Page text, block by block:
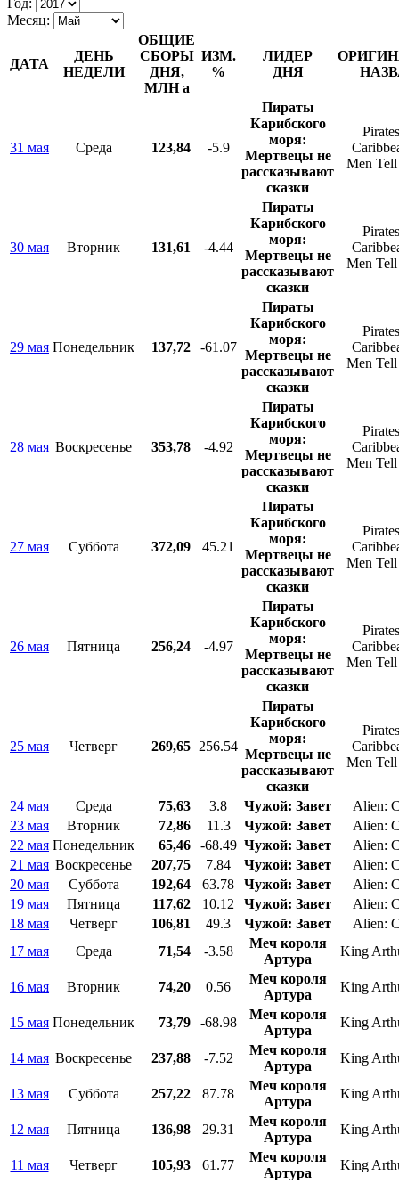
Год:
Месяц:
ДАТА
ДЕНЬ
НЕДЕЛИ
ОБЩИЕ
СБОРЫ
ДНЯ,
МЛНa
ИЗМ.
%
ЛИДЕР
ДНЯ
31 мая Среда 123,84 -5.9
Пираты
Карибского
моря:
Мертвецы не
рассказывают
сказки
Men
30 мая Вторник 131,61 -4.44
Пираты
Карибского
моря:
Мертвецы не
рассказывают
сказки
Men
29 мая Понедельник 137,72 -61.07
Пираты
Карибского
моря:
Мертвецы не
рассказывают
сказки
Men
28 мая Воскресенье 353,78 -4.92
Пираты
Карибского
моря:
Мертвецы не
рассказывают
сказки
Men
27 мая Суббота 372,09 45.21
Пираты
Карибского
моря:
Мертвецы не
рассказывают
сказки
Men
26 мая Пятница 256,24 -4.97
Пираты
Карибского
моря:
Мертвецы не
рассказывают
сказки
Men
25 мая Четверг 269,65 256.54
Пираты
Карибского
моря:
Мертвецы не
рассказывают
сказки
Men
24 мая Среда 75,63 3.8 Чужой: Завет
Alien:
23 мая
Вторник 72,86 11.3 Чужой: Завет
Alien:
22 мая Понедельник 65,46 -68.49 Чужой: Завет
Alien:
21 мая Воскресенье 207,75 7.84 Чужой: Завет
Alien:
20 мая
Суббота 192,64 63.78 Чужой: Завет
Alien:
19 мая
Пятница 117,62 10.12 Чужой: Завет
Alien:
18 мая
Четверг 106,81 49.3 Чужой: Завет
Alien:
17 мая
Среда 71,54 -3.58
Меч короля
Артура
King
16 мая Вторник 74,20 0.56
Меч короля
Артура
King
15 мая Понедельник 73,79 -68.98
Меч короля
Артура
King
14 мая Воскресенье 237,88 -7.52
Меч короля
Артура
King
13 мая Суббота 257,22 87.78
Меч короля
Артура
King
12 мая Пятница 136,98 29.31
Меч короля
Артура
King
11 мая Четверг 105,93 61.77
Меч короля
Артура
King